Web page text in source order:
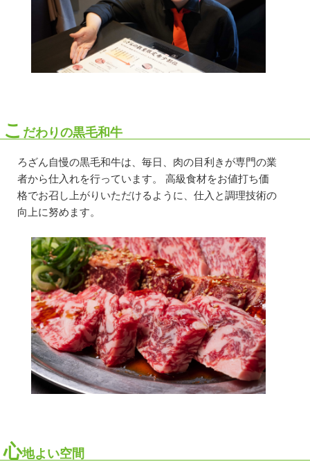
こ だわりの黒毛和牛
ろざん自慢の黒毛和牛は、毎日、肉の目利きが専門の業
者から仕入れを行っています。 高級食材をお値打ち価
格でお召し上がりいただけるように、仕入と調理技術の
向上に努めます。
心地よい空間